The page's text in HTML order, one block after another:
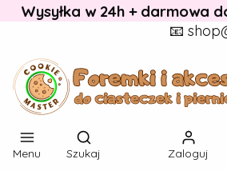
Wysyłka w 24h + darmowa
📧
Menu
Otwórz wyszukiwarkę
Szukaj Zaloguj